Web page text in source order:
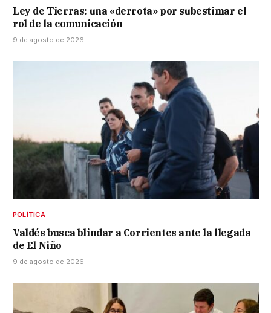
Ley de Tierras: una «derrota» por subestimar el
rol de la comunicación
9 de agosto de 2026
POLÍTICA
Valdés busca blindar a Corrientes ante la llegada
de El Niño
9 de agosto de 2026